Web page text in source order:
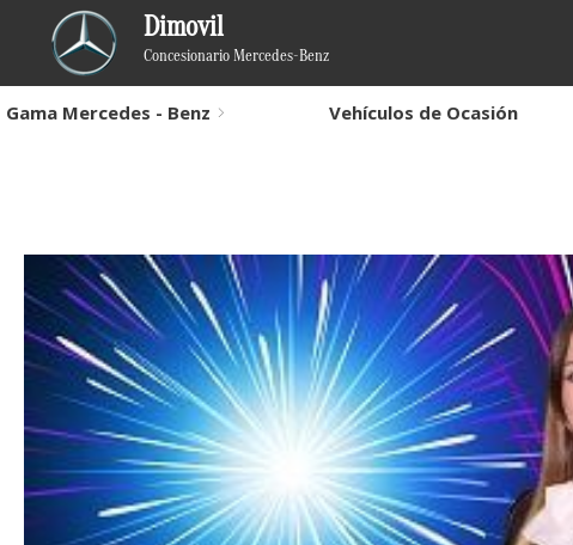
Dimovil
Concesionario Mercedes-Benz
Gama Mercedes - Benz Vehículos de Ocasión